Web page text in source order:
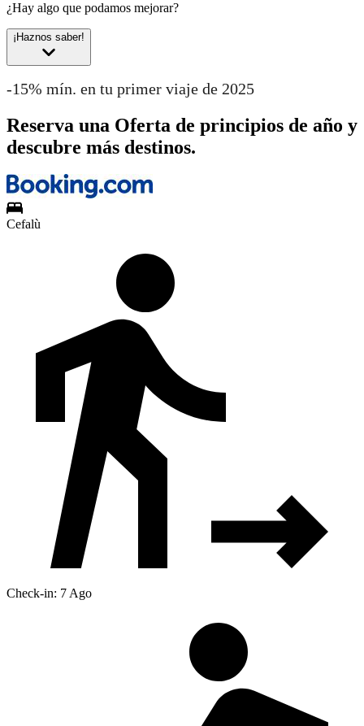
¿Hay algo que podamos mejorar?
¡Haznos saber!
-15% mín. en tu primer viaje de 2025
Reserva una Oferta de principios de año y
descubre más destinos.
Cefalù
Check-in: 7 Ago